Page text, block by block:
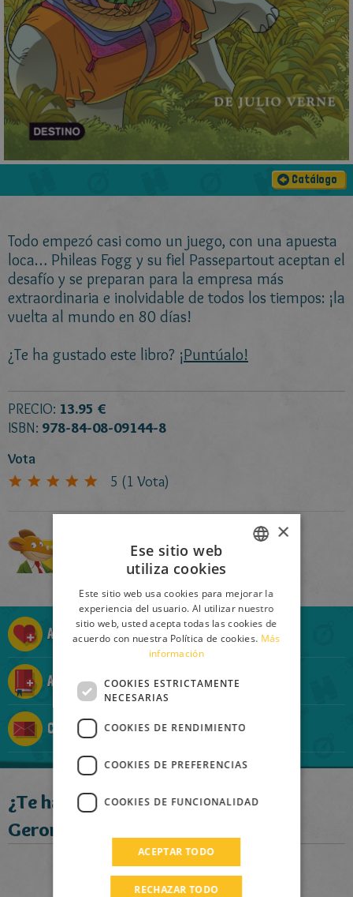
Catálogo
Todo empezó casi como un juego, con una apuesta
loca… Phileas Fogg y su fiel Passepartout aceptan el
desafío y se preparan para la empresa más
extraordinaria e inolvidable de todos los tiempos: ¡la
vuelta al mundo en 80 días!
¿Te ha gustado este libro? ¡Puntúalo!
PRECIO: 13.95 €
ISBN: 978-84-08-09144-8
Vota
5 (1 Vota)
Añadir a la Ratolista
Añadir a la Ratocolección
Contárselo a un amigo
¿Te ha gustado este libro?
Geronimo recomienda:
ITALIAN
ENGLISH
FRENCH
SPANISH
HUNGARIAN
PORTUGUESE
DUTCH
×
Ese sitio web
utiliza cookies
Este sitio web usa cookies para mejorar la
experiencia del usuario. Al utilizar nuestro
sitio web, usted acepta todas las cookies de
acuerdo con nuestra Política de cookies. Más
información
COOKIES ESTRICTAMENTE
NECESARIAS
COOKIES DE RENDIMIENTO
COOKIES DE PREFERENCIAS
COOKIES DE FUNCIONALIDAD
ACEPTAR TODO
RECHAZAR TODO